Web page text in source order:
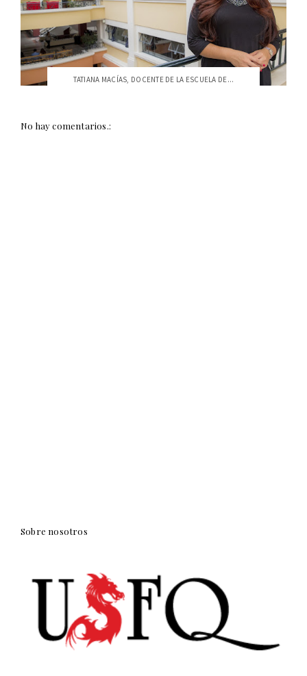
TATIANA MACÍAS, DOCENTE DE LA ESCUELA DE...
No hay comentarios.:
Sobre nosotros